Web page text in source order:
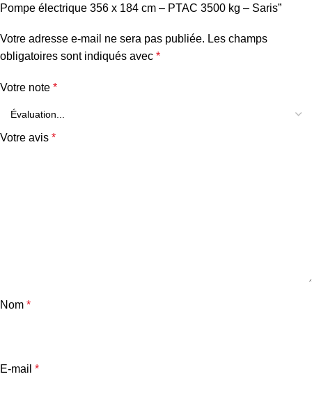
Pompe électrique 356 x 184 cm – PTAC 3500 kg – Saris”
Votre adresse e-mail ne sera pas publiée. Les champs
obligatoires sont indiqués avec *
Votre note *
Votre avis *
Nom *
E-mail *